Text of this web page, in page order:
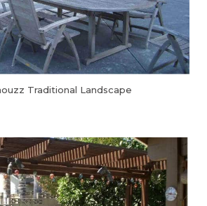
Traditional Landscape